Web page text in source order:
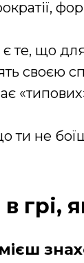
те, що
своєю
ти не
грі,